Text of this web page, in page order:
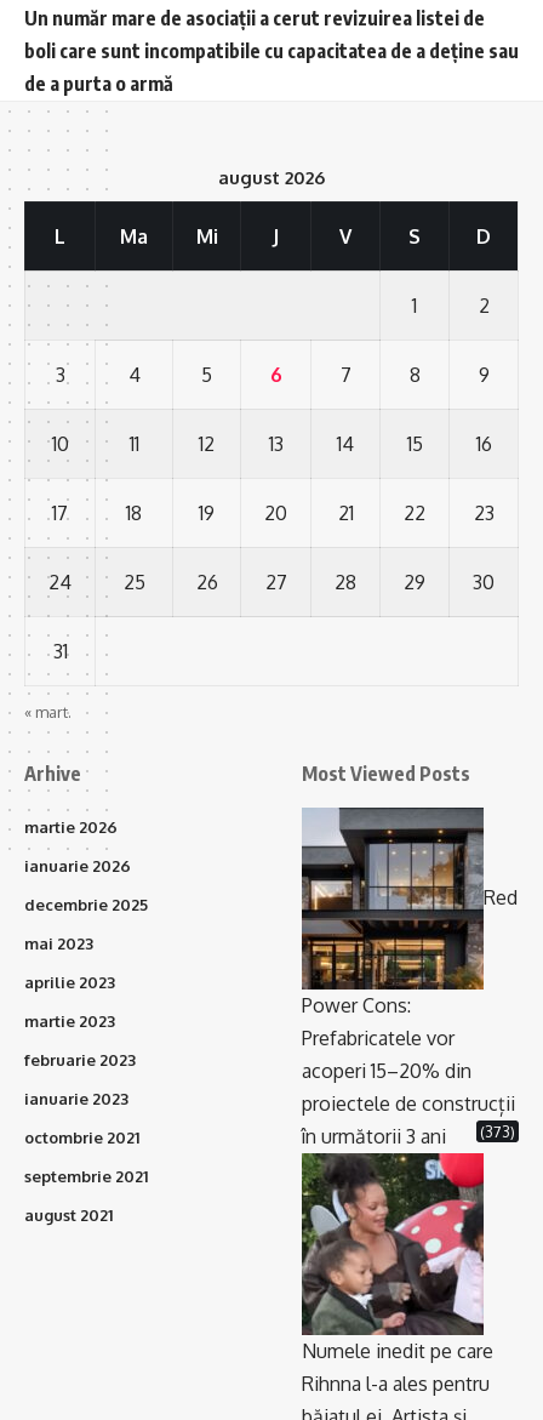
Un număr mare de asociații a cerut revizuirea listei de
boli care sunt incompatibile cu capacitatea de a deține sau
de a purta o armă
august 2026
L Ma Mi J V S D
1 2
3 4 5 6 7 8 9
10 11 12 13 14 15 16
17 18 19 20 21 22 23
24 25 26 27 28 29 30
31
« mart.
Arhive
martie 2026
ianuarie 2026
decembrie 2025
mai 2023
aprilie 2023
martie 2023
februarie 2023
ianuarie 2023
octombrie 2021
septembrie 2021
august 2021
Most Viewed Posts
Red
Power Cons:
Prefabricatele vor
acoperi 15–20% din
proiectele de construcții
în următorii 3 ani
(373)
Numele inedit pe care
Rihnna l-a ales pentru